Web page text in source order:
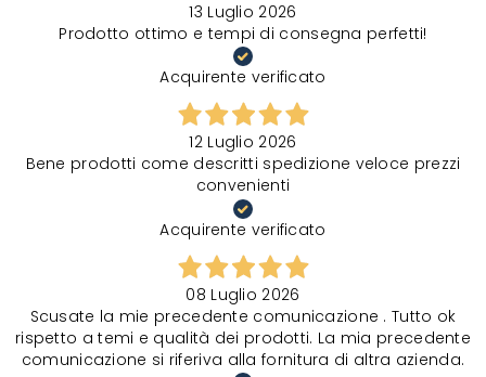
13 Luglio 2026
Prodotto ottimo e tempi di consegna perfetti!
Acquirente verificato
12 Luglio 2026
Bene prodotti come descritti spedizione veloce prezzi
convenienti
Acquirente verificato
08 Luglio 2026
Scusate la mie precedente comunicazione . Tutto ok
rispetto a temi e qualità dei prodotti. La mia precedente
comunicazione si riferiva alla fornitura di altra azienda.